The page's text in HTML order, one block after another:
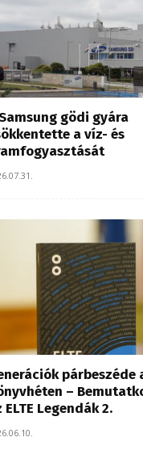
gödi gyára
a víz- és
párbeszéde
–
ELTE Legendák 2.